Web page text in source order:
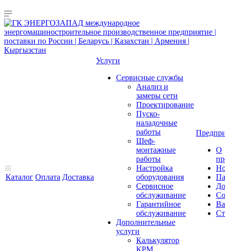
Каталог Оплата Доставка
Услуги
Сервисные службы
Анализ и
замеры сети
Проектирование
Пуско-
наладочные
работы
Шеф-
монтажные
работы
Настройка
оборудования
Сервисное
обслуживание
Гарантийное
обслуживание
Дополнительные
услуги
Калькулятор
КРМ
О